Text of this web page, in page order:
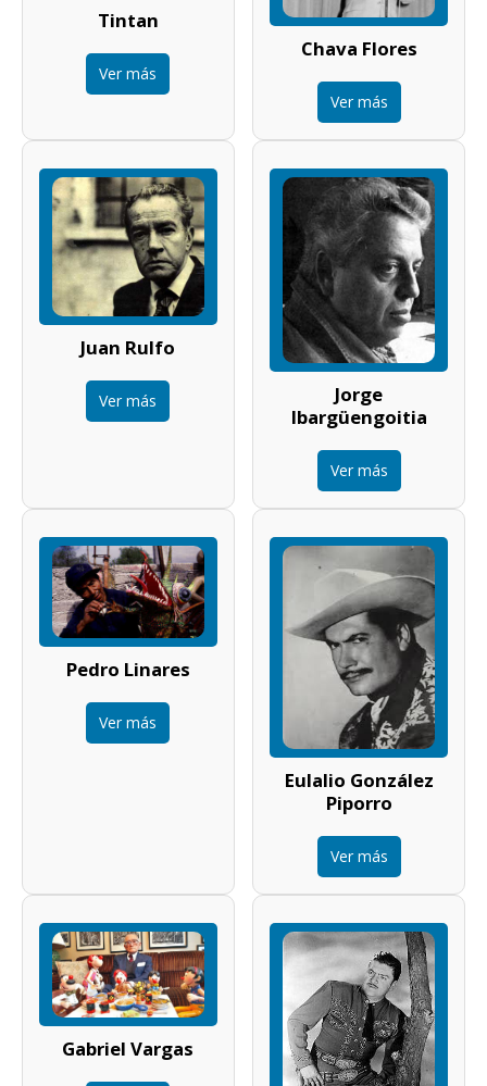
Tintan
Ver más
Chava Flores
Ver más
Juan Rulfo
Ver más
Jorge
Ibargüengoitia
Ver más
Pedro Linares
Ver más
Eulalio González
Piporro
Ver más
Gabriel Vargas